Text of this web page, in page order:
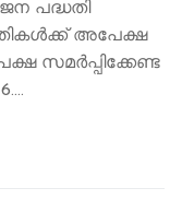
പദ്ധതി
അപേക്ഷ
സമര്‍പ്പിക്കേണ്ട